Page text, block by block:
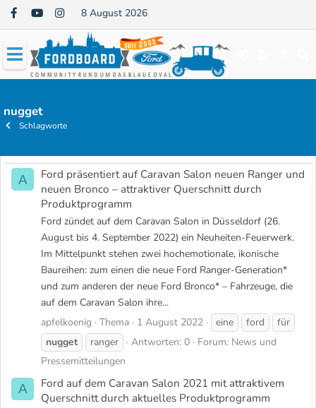
8 August 2026
nugget
Schlagworte
A
Ford präsentiert auf Caravan Salon neuen Ranger und
neuen Bronco – attraktiver Querschnitt durch
Produktprogramm
Ford zündet auf dem Caravan Salon in Düsseldorf (26.
August bis 4. September 2022) ein Neuheiten-Feuerwerk.
Im Mittelpunkt stehen zwei hochemotionale, ikonische
Baureihen: zum einen die neue Ford Ranger-Generation*
und zum anderen der neue Ford Bronco* – Fahrzeuge, die
auf dem Caravan Salon ihre...
apfelkoenig
Thema 1 August 2022 eine ford
für
nugget
ranger Antworten: 0 Forum: News und
Pressemitteilungen
A
Ford auf dem Caravan Salon 2021 mit attraktivem
Querschnitt durch aktuelles Produktprogramm